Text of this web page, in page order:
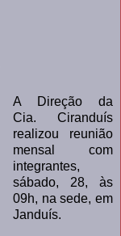
A Direção da
Cia. Ciranduís
realizou reunião
mensal com
integrantes,
sábado, 28, às
09h, na sede, em
Janduís.